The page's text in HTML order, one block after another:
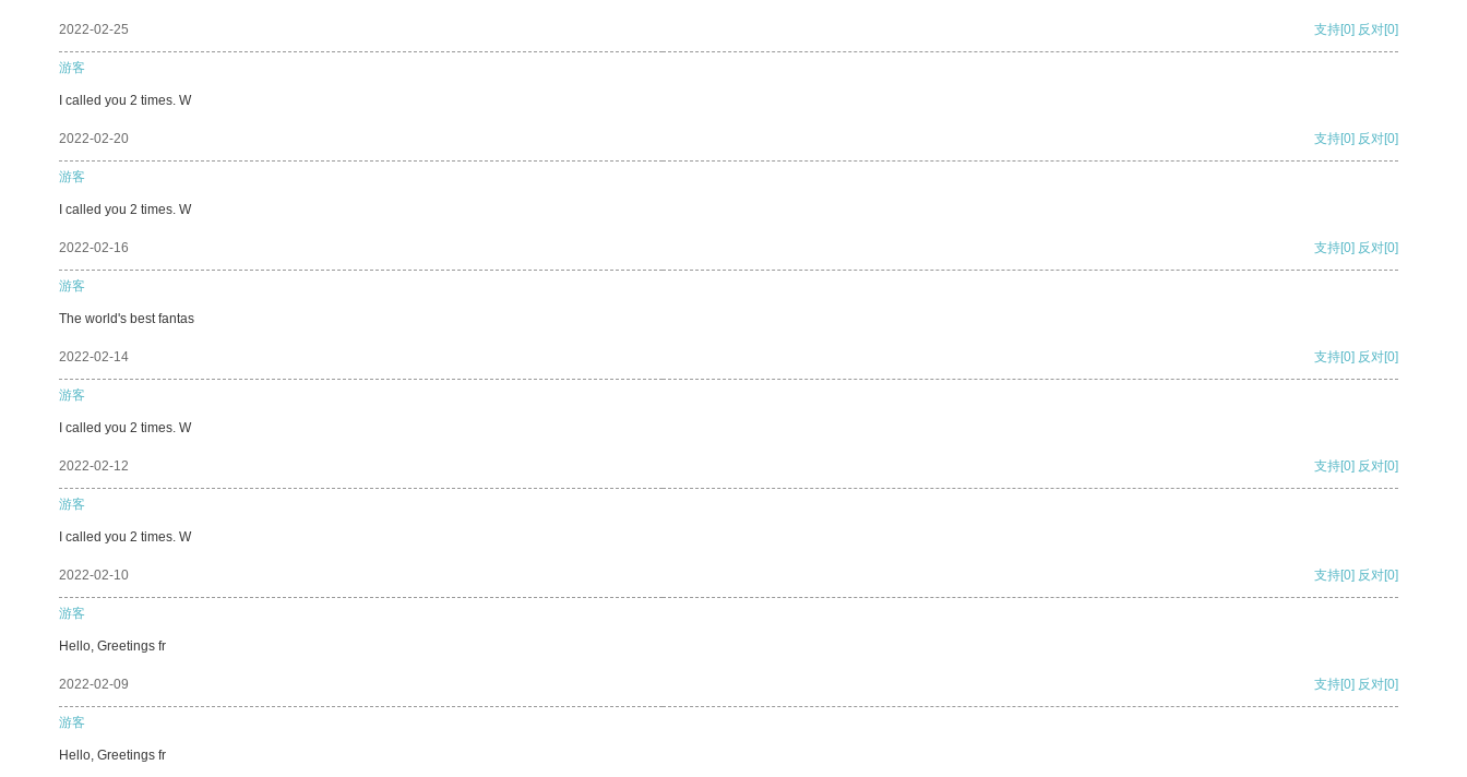
2022-02-25 支持[0] 反对[0]
游客
I called you 2 times. W
2022-02-20 支持[0] 反对[0]
游客
I called you 2 times. W
2022-02-16 支持[0] 反对[0]
游客
The world's best fantas
2022-02-14 支持[0] 反对[0]
游客
I called you 2 times. W
2022-02-12 支持[0] 反对[0]
游客
I called you 2 times. W
2022-02-10 支持[0] 反对[0]
游客
Hello, Greetings fr
2022-02-09 支持[0] 反对[0]
游客
Hello, Greetings fr